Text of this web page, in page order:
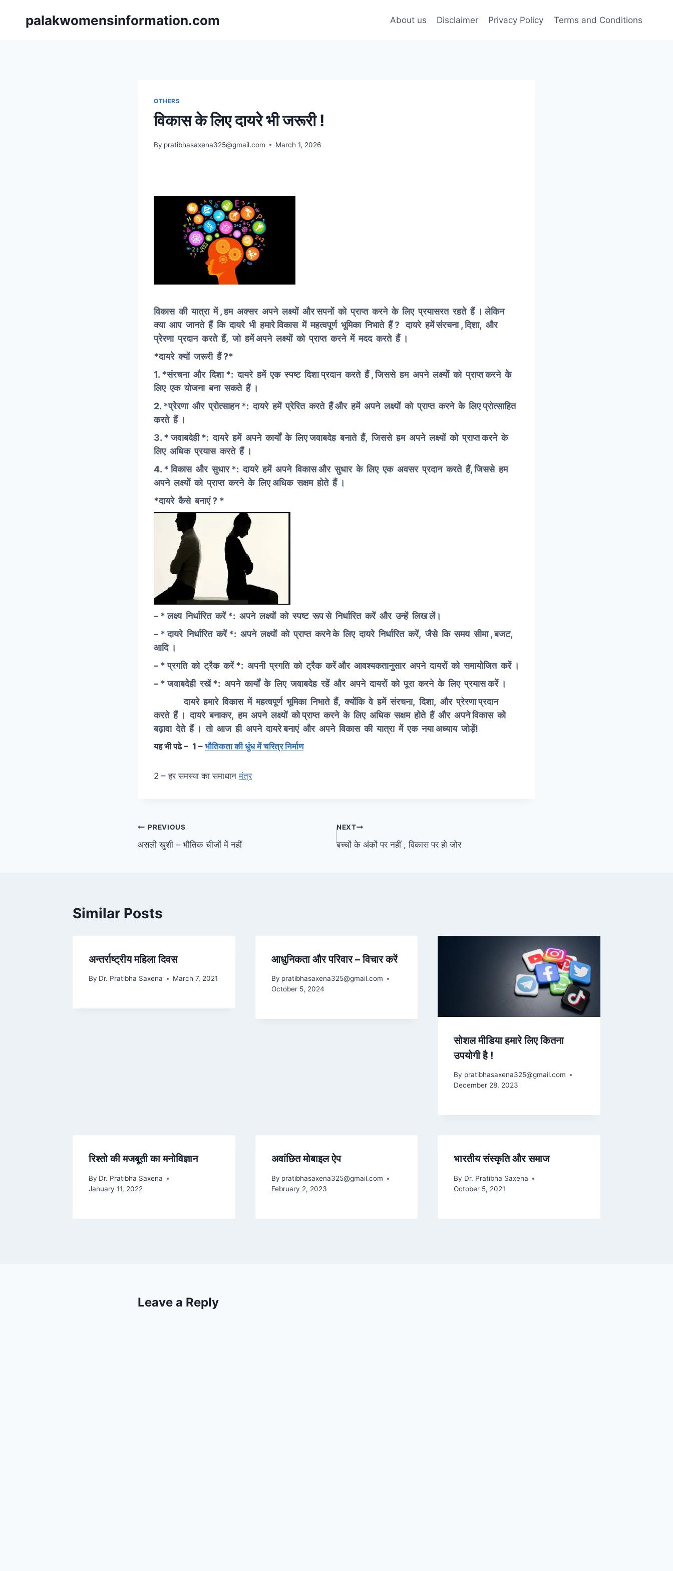
palakwomensinformation.com About us Disclaimer Privacy Policy Terms and Conditions
OTHERS
विकास के लिए दायरे भी जरूरी !
By pratibhasaxena325@gmail.com March 1, 2026
विकास की यात्रा में , हम अक्सर अपने लक्ष्यों और सपनों को प्राप्त करने के लिए प्रयासरत रहते हैं । लेकिन
क्या आप जानते हैं कि दायरे भी हमारे विकास में महत्वपूर्ण भूमिका निभाते हैं ? दायरे हमें संरचना , दिशा, और
प्रेरणा प्रदान करते हैं, जो हमें अपने लक्ष्यों को प्राप्त करने में मदद करते हैं ।
*दायरे क्यों जरूरी हैं ?*
1. *संरचना और दिशा *: दायरे हमें एक स्पष्ट दिशा प्रदान करते हैं , जिससे हम अपने लक्ष्यों को प्राप्त करने के
लिए एक योजना बना सकते हैं ।
2. *प्रेरणा और प्रोत्साहन *: दायरे हमें प्रेरित करते हैं और हमें अपने लक्ष्यों को प्राप्त करने के लिए प्रोत्साहित
करते हैं ।
3. *जवाबदेही*: दायरे हमें अपने कार्यों के लिए जवाबदेह बनाते हैं, जिससे हम अपने लक्ष्यों को प्राप्त करने के
लिए अधिक प्रयास करते हैं ।
4. * विकास और सुधार *: दायरे हमें अपने विकास और सुधार के लिए एक अवसर प्रदान करते हैं, जिससे हम
अपने लक्ष्यों को प्राप्त करने के लिए अधिक सक्षम होते हैं ।
*दायरे कैसे बनाएं ? *
– * लक्ष्य निर्धारित करें *: अपने लक्ष्यों को स्पष्ट रूप से निर्धारित करें और उन्हें लिख लें।
– *दायरे निर्धारित करें*: अपने लक्ष्यों को प्राप्त करने के लिए दायरे निर्धारित करें, जैसे कि समय सीमा , बजट,
आदि ।
– * प्रगति को ट्रैक करें *: अपनी प्रगति को ट्रैक करें और आवश्यकतानुसार अपने दायरों को समायोजित करें ।
– * जवाबदेही रखें *: अपने कार्यों के लिए जवाबदेह रहें और अपने दायरों को पूरा करने के लिए प्रयास करें ।
दायरे हमारे विकास में महत्वपूर्ण भूमिका निभाते हैं, क्योंकि वे हमें संरचना, दिशा, और प्रेरणा प्रदान
करते हैं । दायरे बनाकर, हम अपने लक्ष्यों को प्राप्त करने के लिए अधिक सक्षम होते हैं और अपने विकास को
बढ़ावा देते हैं । तो आज ही अपने दायरे बनाएं और अपने विकास की यात्रा में एक नया अध्याय जोड़ें!
यह भी पढे – 1 – भौतिकता की धुंध में चरित्र निर्माण
2 – हर समस्या का समाधानमंत्र
Post
navigation
PREVIOUS
असली खुशी – भौतिक चीजों में नहीं
NEXT
बच्चों के अंकों पर नहीं , विकास पर हो जोर
Similar Posts
अन्तर्राष्ट्रीय महिला दिवस
By Dr. Pratibha Saxena March 7, 2021
आधुनिकता और परिवार – विचार करें
By pratibhasaxena325@gmail.com
October 5, 2024
सोशल मीडिया हमारे लिए कितना
उपयोगी है !
By pratibhasaxena325@gmail.com
December 28, 2023
रिश्तो की मजबूती का मनोविज्ञान
By Dr. Pratibha Saxena
January 11, 2022
अवांछित मोबाइल ऐप
By pratibhasaxena325@gmail.com
February 2, 2023
भारतीय संस्कृति और समाज
By Dr. Pratibha Saxena
October 5, 2021
Leave a Reply